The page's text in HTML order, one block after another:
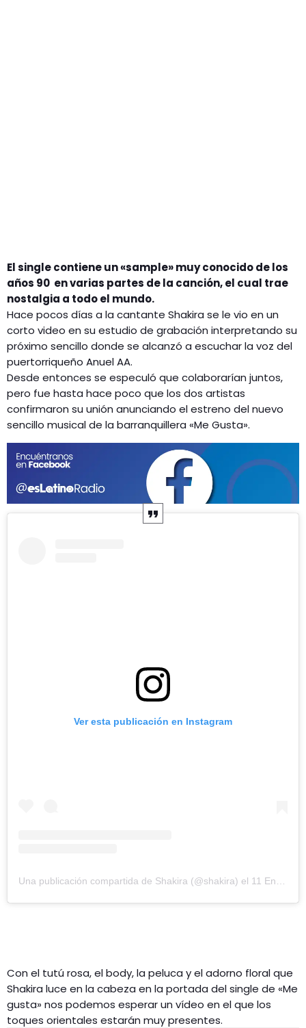
El single contiene un «sample» muy conocido de los
años 90 en varias partes de la canción, el cual trae
nostalgia a todo el mundo.
Hace pocos días a la cantante Shakira se le vio en un
corto video en su estudio de grabación interpretando su
próximo sencillo donde se alcanzó a escuchar la voz del
puertorriqueño Anuel AA.
Desde entonces se especuló que colaborarían juntos,
pero fue hasta hace poco que los dos artistas
confirmaron su unión anunciando el estreno del nuevo
sencillo musical de la barranquillera «Me Gusta».
Ver esta publicación en Instagram
Una publicación compartida de Shakira (@shakira) el 11 Ene, 2020 a las 12:29 PST
Con el tutú rosa, el body, la peluca y el adorno floral que
Shakira luce en la cabeza en la portada del single de «Me
gusta» nos podemos esperar un vídeo en el que los
toques orientales estarán muy presentes.